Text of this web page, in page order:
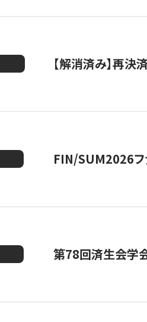
【解消済み】再
FIN/SUM2026フ
第78回済生会学